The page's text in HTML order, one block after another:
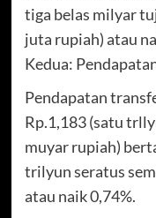
tiga belas milyar
juta rupiah) atau
Kedua:
Pendapatan
Rp.1,183 (satu
muyar rupiah)
trilyun seratus
atau naik 0,74%.